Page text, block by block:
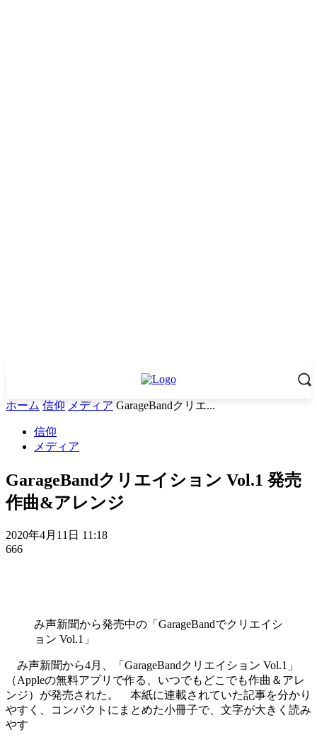
ホーム 信仰 メディア GarageBandクリエ...
信仰
メディア
GarageBandクリエイション Vol.1 発売
作曲&アレンジ
2020年4月11日 11:18
666
み声新聞から発売中の「GarageBandでクリエイシ
ョン Vol.1」
み声新聞から4月、「GarageBandクリエイション Vol.1」
（Appleの無料アプリで作る、いつでもどこでも作曲＆アレ
ンジ）が発売された。 本紙に連載されていた記事を分かり
やすく、コンパクトにまとめた小冊子で、文字が大きく読み
やす